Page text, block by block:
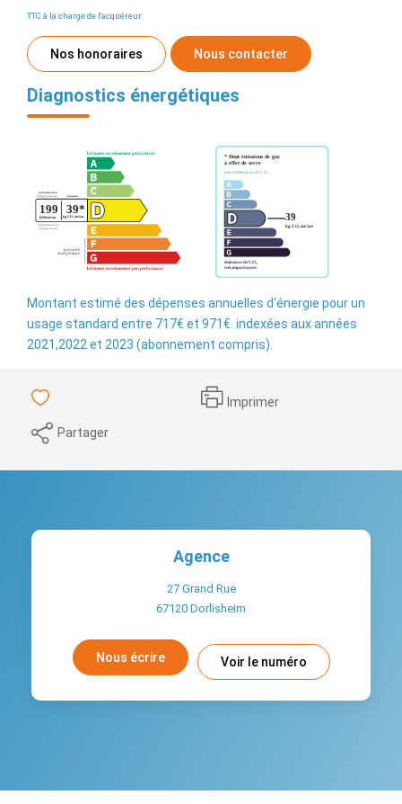
TTC à la charge de l'acquéreur
Nos honoraires Nous contacter
Diagnostics énergétiques
Montant estimé des dépenses annuelles d'énergie pour un
usage standard entre 717€ et 971€. indexées aux années
2021,2022 et 2023 (abonnement compris).
Imprimer
Partager
Agence
27 Grand Rue
67120 Dorlisheim
Nous écrire Voir le numéro